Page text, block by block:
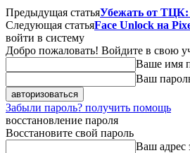
Предыдущая статьяУбежать от ТЦК:
Следующая статьяFace Unlock на
войти в систему
Добро пожаловать! Войдите в свою
Ваше имя
Ваш
Забыли пароль? получить помощь
восстановление пароля
Восстановите свой пароль
Ваш адрес